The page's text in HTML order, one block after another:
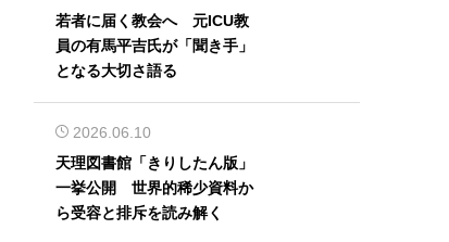
若者に届く教会へ 元ICU教
員の有馬平吉氏が「聞き手」
となる大切さ語る
2026.06.10
天理図書館「きりしたん版」
一挙公開 世界的稀少資料か
ら受容と排斥を読み解く